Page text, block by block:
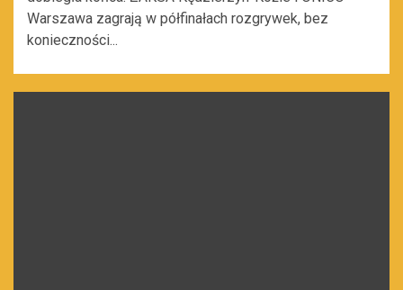
Warszawa zagrają w półfinałach rozgrywek, bez
konieczności...